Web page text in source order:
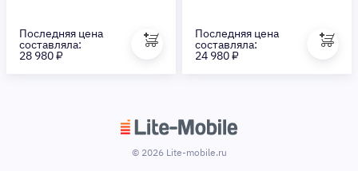
Последняя цена
составляла:
28 980 ₽
Последняя цена
составляла:
24 980 ₽
© 2026 Lite-mobile.ru